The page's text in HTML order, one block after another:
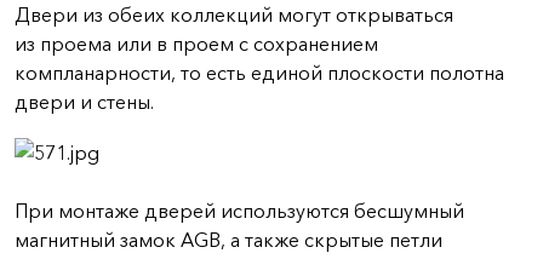
Двери из обеих коллекций могут открываться
из проема или в проем с сохранением
компланарности, то есть единой плоскости полотна
двери и стены.
При монтаже дверей используются бесшумный
магнитный замок AGB, а также скрытые петли